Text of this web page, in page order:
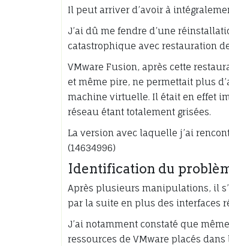
Il peut arriver d’avoir à
J’ai dû me fendre d’une
catastrophique avec restauration
VMware Fusion, après cette
et même pire, ne permettait plus
machine virtuelle. Il était en effet
réseau étant totalement grisées.
La version avec laquelle j’ai
(14634996)
Identification du
Après plusieurs manipulations, il
par la suite en plus des interfaces
J’ai notamment constaté que
ressources de VMware placés